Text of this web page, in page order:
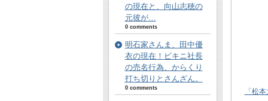
「松
の現在と、向山志穂の
元彼が…
0 comments
明石家さんま、田中優
衣の現在！ビキニ社長
の売名行為、からくり
打ち切りとさんざん。
0 comments